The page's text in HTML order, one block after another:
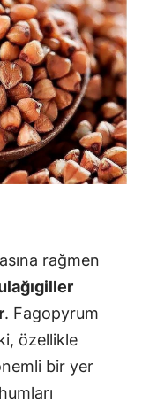
rağmen
. Fagopyrum
özellikle
bir yer